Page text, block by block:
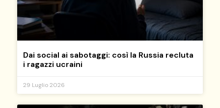
Dai social ai sabotaggi: così la Russia recluta
i ragazzi ucraini
29 Luglio 2026